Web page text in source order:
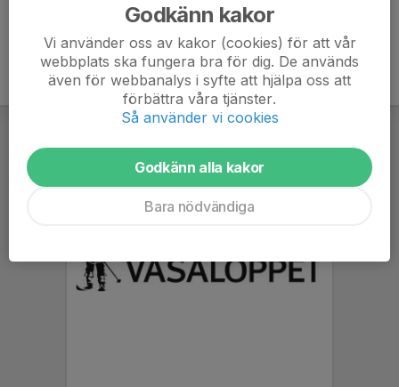
Godkänn kakor
Vi använder oss av kakor (cookies) för att vår
webbplats ska fungera bra för dig. De används
även för webbanalys i syfte att hjälpa oss att
förbättra våra tjänster.
Så använder vi cookies
Godkänn alla kakor
Bara nödvändiga